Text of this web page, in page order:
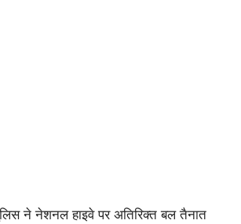
ने नेशनल हाइवे पर अतिरिक्त बल तैनात